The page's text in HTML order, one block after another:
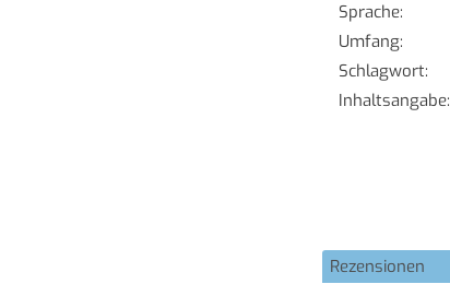
Sprache:
Umfang:
Schlagwort:
Inhaltsangabe:
Rezensionen